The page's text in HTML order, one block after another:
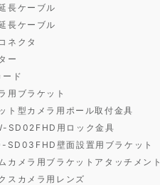
長ケーブル
長ケーブル
ネクタ
ー
ド
用ブラケット
ト型カメラ用ポール取付金具
SD02FHD用ロック金具
SD03FHD壁面設置用ブラケット
カメラ用ブラケットアタッチメント
スカメラ用レンズ